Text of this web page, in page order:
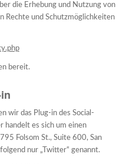
die Erhebung und Nutzung von
Rechte und Schutzmöglichkeiten
bereit.
wir das Plug-in des Social-
handelt es sich um einen
Folsom St., Suite 600, San
nur „Twitter“ genannt.